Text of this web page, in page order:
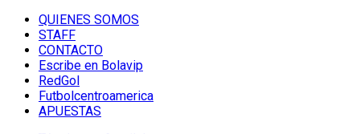
QUIENES SOMOS
STAFF
CONTACTO
Escribe en Bolavip
RedGol
Futbolcentroamerica
APUESTAS